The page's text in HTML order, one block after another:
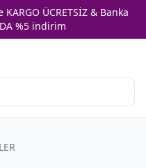
ÜCRETSİZ & Banka
%5 indirim